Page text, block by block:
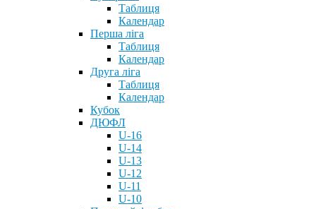
Таблиця
Календар
Перша ліга
Таблиця
Календар
Друга ліга
Таблиця
Календар
Кубок
ДЮФЛ
U-16
U-14
U-13
U-12
U-11
U-10